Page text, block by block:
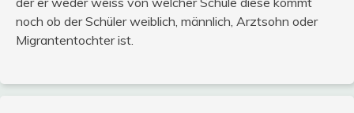
noch ob der Schüler weiblich, männlich, Arztsohn oder
Migrantentochter ist.